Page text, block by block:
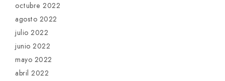
octubre 2022
agosto 2022
julio 2022
junio 2022
mayo 2022
abril 2022